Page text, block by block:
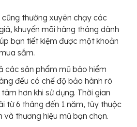
thường xuyên chạy các
khuyến mãi hàng tháng dành
bạn tiết kiệm được một khoản
sắm.
các sản phẩm mũ bảo hiểm
đều có chế độ bảo hành rõ
hơn khi sử dụng. Thời gian
từ 6 tháng đến 1 năm, tùy thuộc
thương hiệu mũ bạn chọn.